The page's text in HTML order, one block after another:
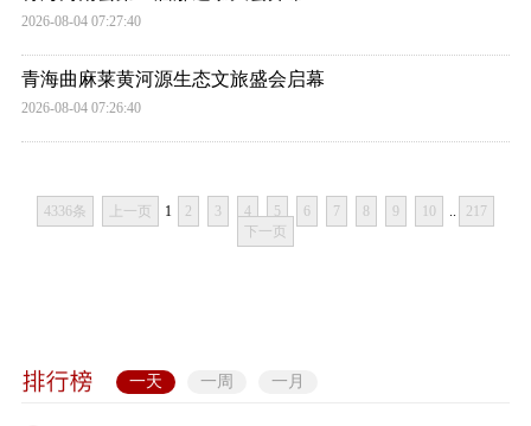
2026-08-04 07:27:40
青海曲麻莱黄河源生态文旅盛会启幕
2026-08-04 07:26:40
4336条 上一页 1 2 3 4 5 6 7 8 9 10 ..
217
下一页
一天 一周 一月